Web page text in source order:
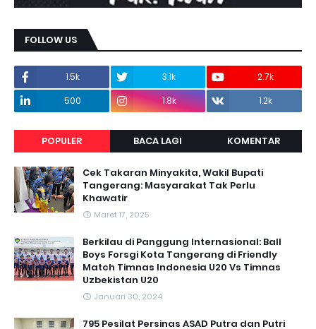
FOLLOW US
1.5k 3.1k
2.7k
500
1.8k 1.2k
POPULER BACA LAGI KOMENTAR
Cek Takaran Minyakita, Wakil Bupati
Tangerang: Masyarakat Tak Perlu
Khawatir
Maret 17, 2025
Berkilau di Panggung Internasional: Ball
Boys Forsgi Kota Tangerang di Friendly
Match Timnas Indonesia U20 Vs Timnas
Uzbekistan U20
Januari 30, 2024
795 Pesilat Persinas ASAD Putra dan Putri